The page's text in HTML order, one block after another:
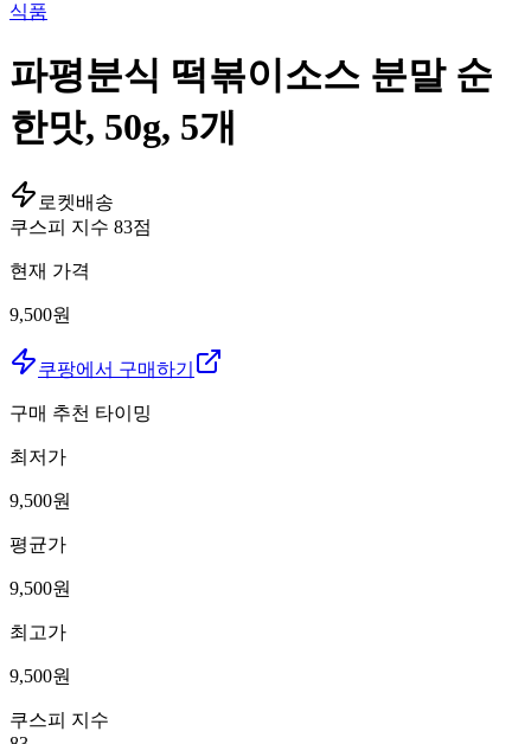
식품
파평분식 떡볶이소스 분말 순
한맛, 50g, 5개
로켓배송
쿠스피 지수 83점
현재 가격
9,500원
쿠팡에서 구매하기
구매 추천 타이밍
최저가
9,500원
평균가
9,500원
최고가
9,500원
쿠스피 지수